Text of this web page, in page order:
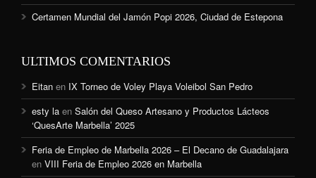
Certamen Mundial del Jamón Popi 2026, Ciudad de Estepona
ULTIMOS COMENTARIOS
Eitan en IX Torneo de Voley Playa Voleibol San Pedro
esty la en Salón del Queso Artesano y Productos Lácteos
‘QuesArte Marbella’ 2025
Feria de Empleo de Marbella 2026 – El Decano de Guadalajara
en VIII Feria de Empleo 2026 en Marbella